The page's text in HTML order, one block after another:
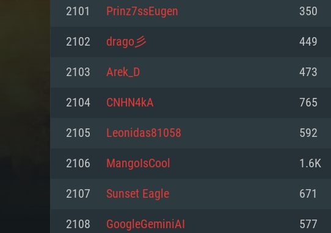
2101 Prinz7ssEugen 350
2102 drago彡 449
2103 Arek_D 473
2104 CNHN4kA 765
2105 Leonidas81058 592
2106 MangoIsCool 1.6K
2107 Sunset Eagle 671
2108 GoogleGeminiAI 577